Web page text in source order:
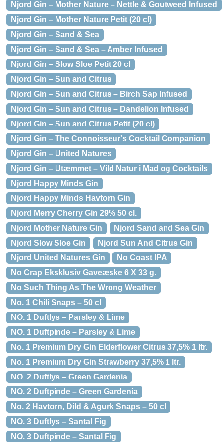
Njord Gin – Mother Nature – Nettle & Goutweed Infused
Njord Gin – Mother Nature Petit (20 cl)
Njord Gin – Sand & Sea
Njord Gin – Sand & Sea – Amber Infused
Njord Gin – Slow Sloe Petit 20 cl
Njord Gin – Sun and Citrus
Njord Gin – Sun and Citrus – Birch Sap Infused
Njord Gin – Sun and Citrus – Dandelion Infused
Njord Gin – Sun and Citrus Petit (20 cl)
Njord Gin – The Connoisseur's Cocktail Companion
Njord Gin – United Natures
Njord Gin – Utæmmet – Vild Natur i Mad og Cocktails
Njord Happy Minds Gin
Njord Happy Minds Havtorn Gin
Njord Merry Cherry Gin 29% 50 cl.
Njord Mother Nature Gin
Njord Sand and Sea Gin
Njord Slow Sloe Gin
Njord Sun And Citrus Gin
Njord United Natures Gin
No Coast IPA
No Crap Eksklusiv Gaveæske 6 X 33 g.
No Such Thing As The Wrong Weather
No. 1 Chili Snaps – 50 cl
NO. 1 Duftlys – Parsley & Lime
NO. 1 Duftpinde – Parsley & Lime
No. 1 Premium Dry Gin Elderflower Citrus 37,5% 1 ltr.
No. 1 Premium Dry Gin Strawberry 37,5% 1 ltr.
NO. 2 Duftlys – Green Gardenia
NO. 2 Duftpinde – Green Gardenia
No. 2 Havtorn, Dild & Agurk Snaps – 50 cl
NO. 3 Duftlys – Santal Fig
NO. 3 Duftpinde – Santal Fig